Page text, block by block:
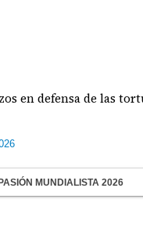
de las tortugas
MUNDIALISTA 2026